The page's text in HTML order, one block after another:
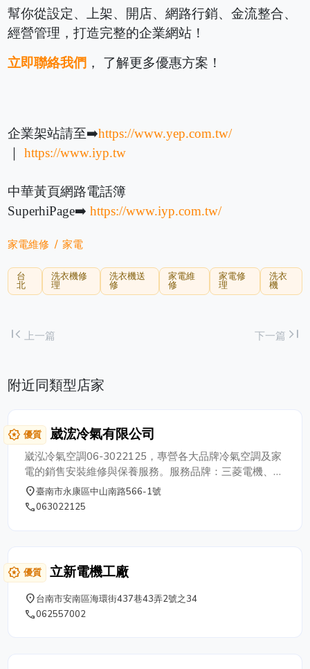
幫你從設定、上架、開店、網路行銷、金流整合、
經營管理，打造完整的企業網站！
立即聯絡我們 ， 了解更多優惠方案！
企業架站請至➡️https://www.yep.com.tw/
｜https://www.iyp.tw
中華黃頁網路電話簿
SuperhiPage➡️https://www.iyp.com.tw/
家電維修 家電
台
北
洗衣機修
理
洗衣機送
修
家電維
修
家電修
理
洗衣
機
first_page上一篇 下一篇 last_page
附近同類型店家
award_star 優質 崴浤冷氣有限公司
崴泓冷氣空調06-3022125，專營各大品牌冷氣空調及家
電的銷售安裝維修與保養服務。服務品牌：三菱電機、三
菱重工、大金、禾聯、奇美、三洋、華菱、日立、國際、
聲寶等知名品牌
place臺南市永康區中山南路566-1號
phone063022125
award_star 優質 立新電機工廠
place台南市安南區海環街437巷43弄2號之34
phone062557002